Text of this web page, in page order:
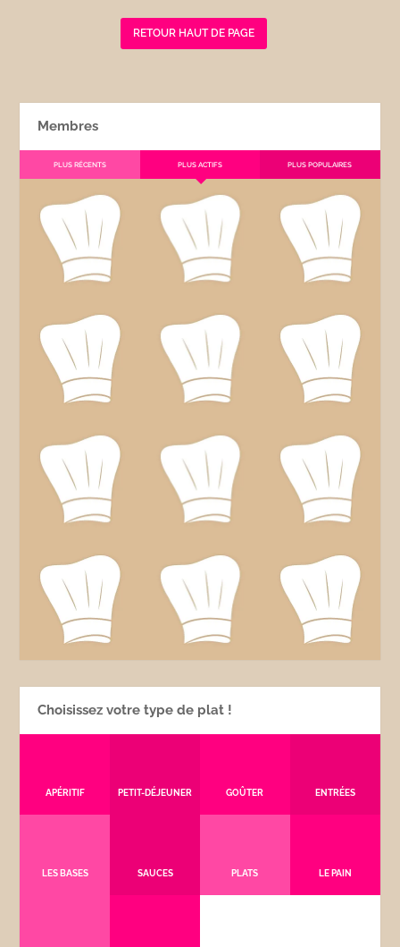
RETOUR HAUT DE PAGE
Membres
PLUS RÉCENTS PLUS ACTIFS PLUS POPULAIRES
Choisissez votre type de plat !
APÉRITIF PETIT-DÉJEUNER GOÛTER ENTRÉES
LES BASES SAUCES PLATS LE PAIN